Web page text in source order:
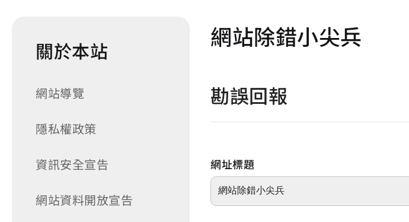
關於本站
網站導覽
隱私權政策
資訊安全宣告
網站資料開放宣告
網站除錯小尖兵
勘誤回報
網址標題